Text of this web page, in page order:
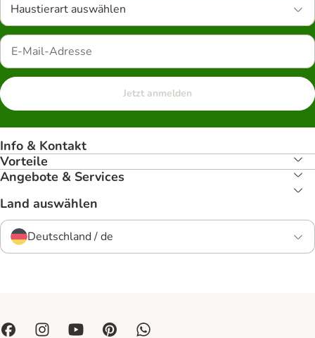
Haustierart auswählen
Jetzt anmelden
Info & Kontakt
Vorteile
Angebote & Services
Land auswählen
Deutschland / de